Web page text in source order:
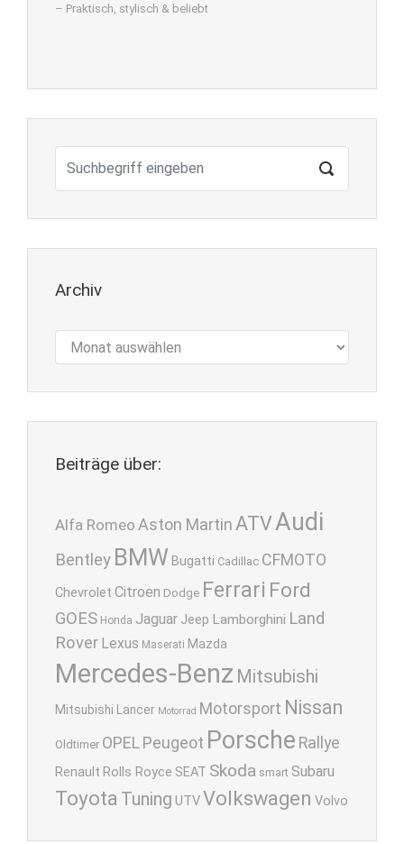
– Praktisch, stylisch & beliebt
Archiv
Beiträge über:
Alfa Romeo Aston Martin ATVAudi
Bentley BMW Bugatti Cadillac CFMOTO
Chevrolet Citroen Dodge Ferrari Ford
GOES Honda Jaguar Jeep Lamborghini Land
Rover Lexus Maserati Mazda
Mercedes-Benz Mitsubishi
Mitsubishi Lancer Motorrad Motorsport Nissan
Oldtimer OPELPeugeot Porsche Rallye
Renault Rolls Royce SEAT Skoda smart Subaru
Toyota Tuning UTVVolkswagen Volvo